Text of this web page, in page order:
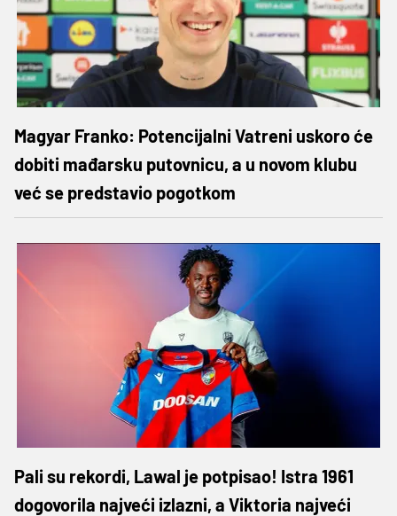
Magyar Franko: Potencijalni Vatreni uskoro će
dobiti mađarsku putovnicu, a u novom klubu
već se predstavio pogotkom
Pali su rekordi, Lawal je potpisao! Istra 1961
dogovorila najveći izlazni, a Viktoria najveći